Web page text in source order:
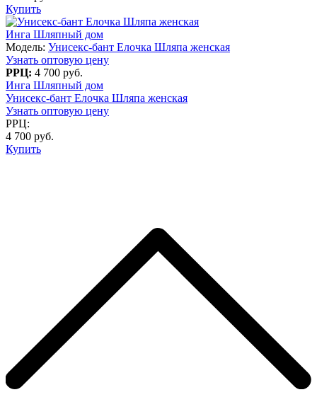
Купить
Инга Шляпный дом
Модель: Унисекс-бант Елочка Шляпа женская
Узнать оптовую цену
РРЦ: 4 700 руб.
Инга Шляпный дом
Унисекс-бант Елочка Шляпа женская
Узнать оптовую цену
РРЦ:
4 700 руб.
Купить